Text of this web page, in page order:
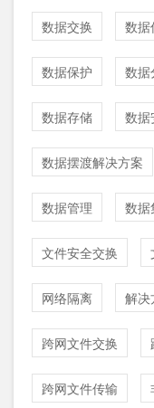
数据交换 数据
数据保护 数据
数据存储 数据
数据摆渡解决方案
数据管理 数据
文件安全交换
网络隔离 解决
跨网文件交换
跨网文件传输